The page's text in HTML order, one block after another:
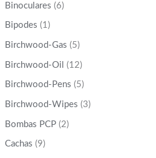
Binoculares (6)
Bipodes (1)
Birchwood-Gas (5)
Birchwood-Oil (12)
Birchwood-Pens (5)
Birchwood-Wipes (3)
Bombas PCP (2)
Cachas (9)